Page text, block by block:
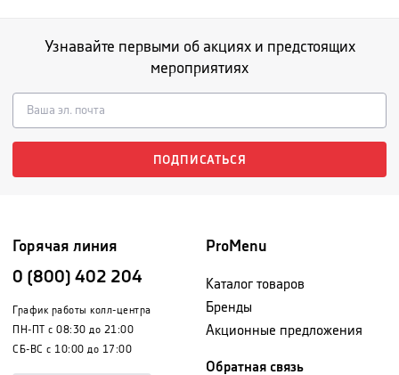
Узнавайте первыми об акциях и предстоящих
мероприятиях
ПОДПИСАТЬСЯ
Горячая линия
0 (800) 402 204
График работы колл-центра
ПН-ПТ с 08:30 до 21:00
СБ-ВС с 10:00 до 17:00
ProMenu
Каталог товаров
Бренды
Акционные предложения
Обратная связь